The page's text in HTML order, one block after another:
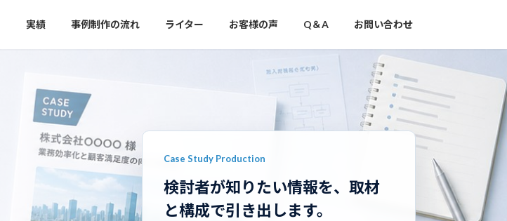
実績 事例制作の流れ ライター お客様の声 Q＆A お問い合わせ
Case Study Production
検討者が知りたい情報を、取材
と構成で引き出します。